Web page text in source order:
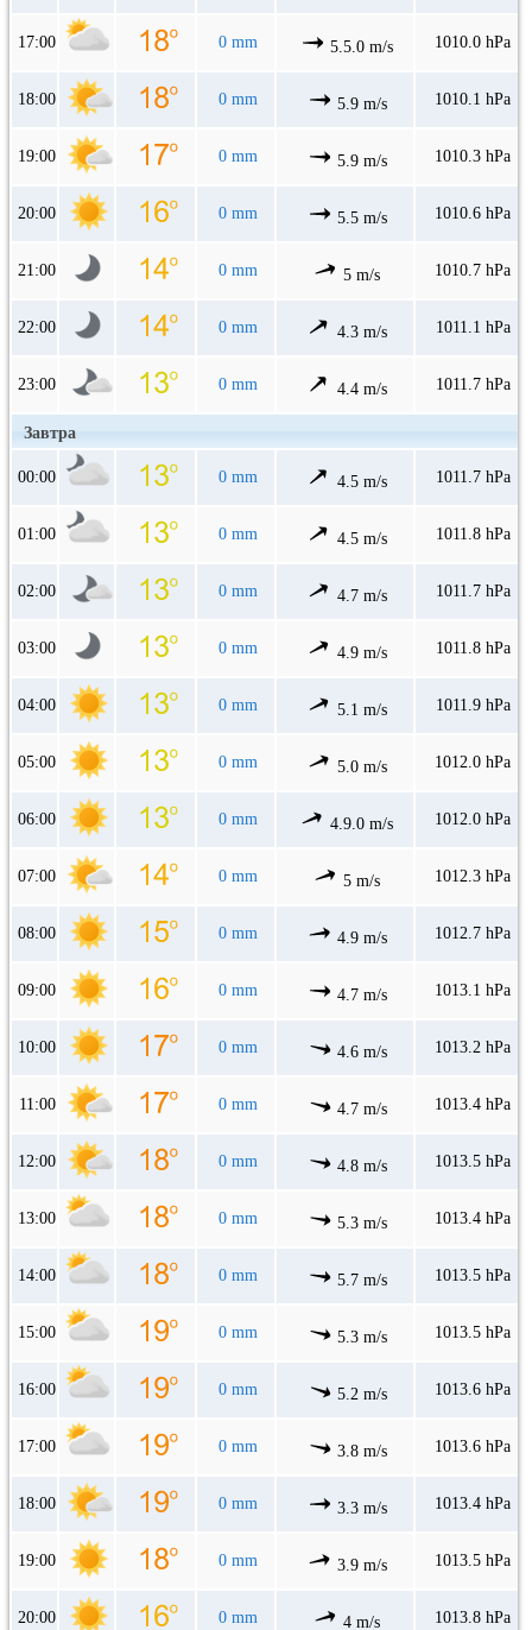
17:00 0 mm 5.5.0 m/s 1010.0 hPa
18:00 0 mm 5.9 m/s 1010.1 hPa
19:00 0 mm 5.9 m/s 1010.3 hPa
20:00 0 mm 5.5 m/s 1010.6 hPa
21:00 0 mm 5 m/s 1010.7 hPa
22:00 0 mm 4.3 m/s 1011.1 hPa
23:00 0 mm 4.4 m/s 1011.7 hPa
Завтра
00:00 0 mm 4.5 m/s 1011.7 hPa
01:00 0 mm 4.5 m/s 1011.8 hPa
02:00 0 mm 4.7 m/s 1011.7 hPa
03:00 0 mm 4.9 m/s 1011.8 hPa
04:00 0 mm 5.1 m/s 1011.9 hPa
05:00 0 mm 5.0 m/s 1012.0 hPa
06:00 0 mm 4.9.0 m/s 1012.0 hPa
07:00 0 mm 5 m/s 1012.3 hPa
08:00 0 mm 4.9 m/s 1012.7 hPa
09:00 0 mm 4.7 m/s 1013.1 hPa
10:00 0 mm 4.6 m/s 1013.2 hPa
11:00 0 mm 4.7 m/s 1013.4 hPa
12:00 0 mm 4.8 m/s 1013.5 hPa
13:00 0 mm 5.3 m/s 1013.4 hPa
14:00 0 mm 5.7 m/s 1013.5 hPa
15:00 0 mm 5.3 m/s 1013.5 hPa
16:00 0 mm 5.2 m/s 1013.6 hPa
17:00 0 mm 3.8 m/s 1013.6 hPa
18:00 0 mm 3.3 m/s 1013.4 hPa
19:00 0 mm 3.9 m/s 1013.5 hPa
20:00 0 mm 4 m/s 1013.8 hPa